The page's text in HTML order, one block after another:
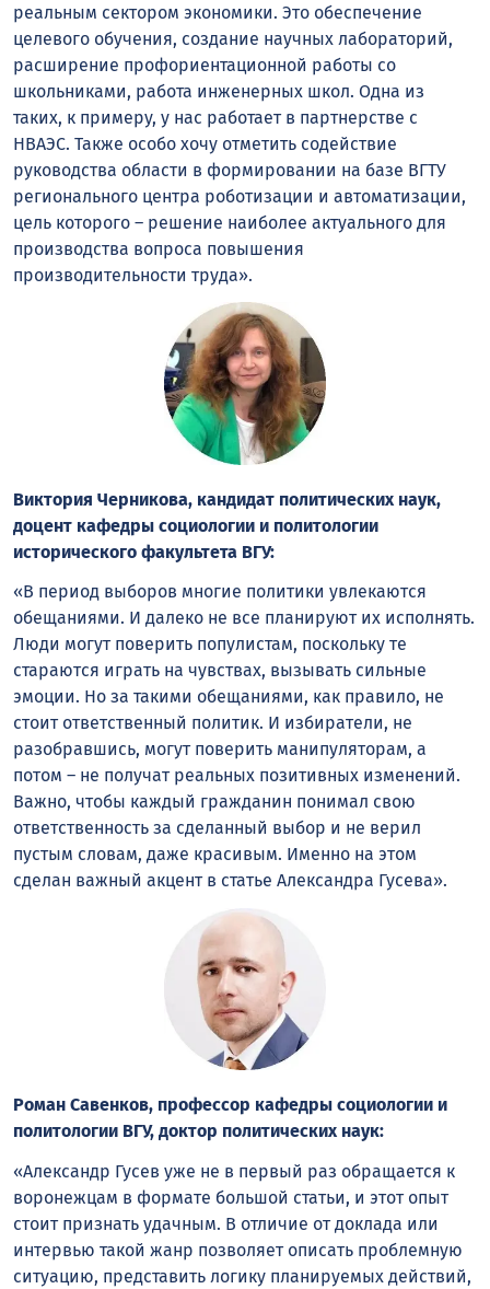
реальным сектором экономики. Это обеспечение
целевого обучения, создание научных лабораторий,
расширение профориентационной работы со
школьниками, работа инженерных школ. Одна из
таких, к примеру, у нас работает в партнерстве с
НВАЭС. Также особо хочу отметить содействие
руководства области в формировании на базе ВГТУ
регионального центра роботизации и автоматизации,
цель которого – решение наиболее актуального для
производства вопроса повышения
производительности труда».
Виктория Черникова, кандидат политических наук,
доцент кафедры социологии и политологии
исторического факультета ВГУ:
«В период выборов многие политики увлекаются
обещаниями. И далеко не все планируют их исполнять.
Люди могут поверить популистам, поскольку те
стараются играть на чувствах, вызывать сильные
эмоции. Но за такими обещаниями, как правило, не
стоит ответственный политик. И избиратели, не
разобравшись, могут поверить манипуляторам, а
потом – не получат реальных позитивных изменений.
Важно, чтобы каждый гражданин понимал свою
ответственность за сделанный выбор и не верил
пустым словам, даже красивым. Именно на этом
сделан важный акцент в статье Александра Гусева».
Роман Савенков, профессор кафедры социологии и
политологии ВГУ, доктор политических наук:
«Александр Гусев уже не в первый раз обращается к
воронежцам в формате большой статьи, и этот опыт
стоит признать удачным. В отличие от доклада или
интервью такой жанр позволяет описать проблемную
ситуацию, представить логику планируемых действий,